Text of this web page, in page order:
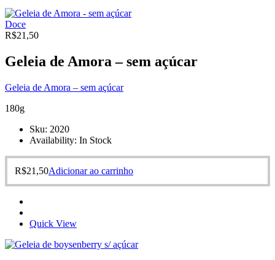
Doce
R$21,50
Geleia de Amora – sem açúcar
Geleia de Amora – sem açúcar
180g
Sku: 2020
Availability: In Stock
R$21,50Adicionar ao carrinho
Quick View